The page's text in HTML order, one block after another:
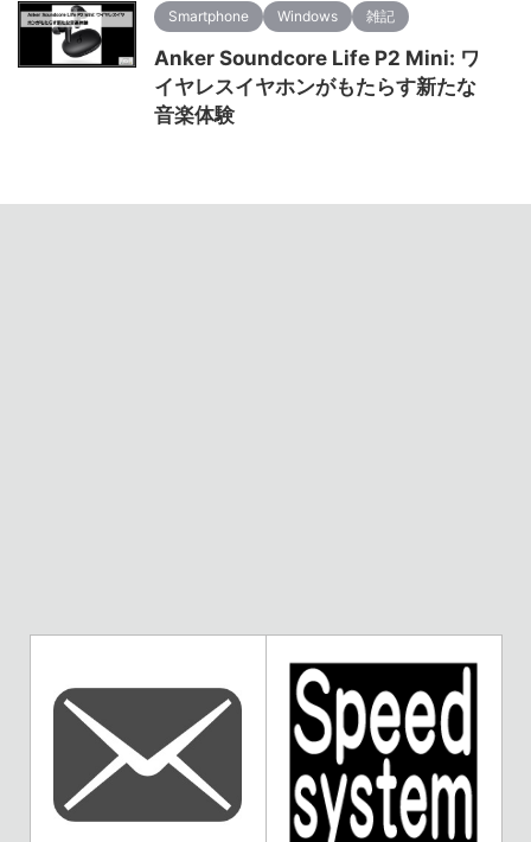
Smartphone Windows 雑記
Anker Soundcore Life P2 Mini: ワ
イヤレスイヤホンがもたらす新たな
音楽体験